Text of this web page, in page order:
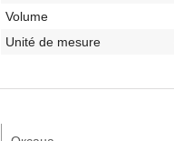
Volume
Unité de mesure